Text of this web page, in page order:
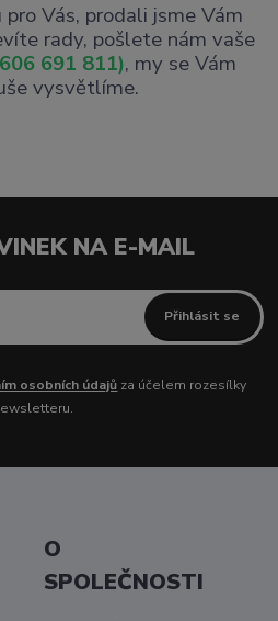
pro Vás, prodali jsme Vám
rady, pošlete nám vaše
691 811), my se Vám
vysvětlíme.
NA E-MAIL
Přihlásit se
osobních údajů za účelem rozesílky
O
SPOLEČNOSTI